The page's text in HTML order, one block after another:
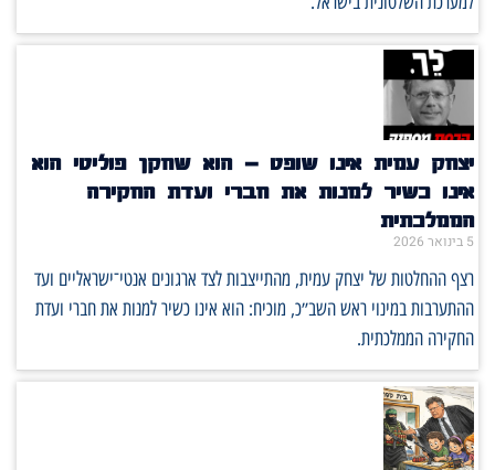
יצחק עמית אינו שופט – הוא שחקן פוליטי הוא
אינו כשיר למנות את חברי ועדת החקירה
הממלכתית
5 בינואר 2026
רצף ההחלטות של יצחק עמית, מהתייצבות לצד ארגונים אנטי־ישראליים ועד
ההתערבות במינוי ראש השב״כ, מוכיח: הוא אינו כשיר למנות את חברי ועדת
החקירה הממלכתית.